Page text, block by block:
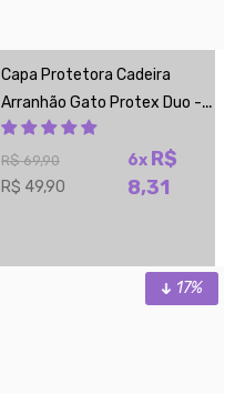
Capa Protetora Cadeira
Arranhão Gato Protex Duo -
Avelã
R$ 69,90
R$ 49,90
6x R$
8,31
17%